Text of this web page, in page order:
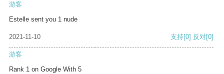
游客
Estelle sent you 1 nude
2021-11-10 支持[0] 反对[0]
游客
Rank 1 on Google With 5